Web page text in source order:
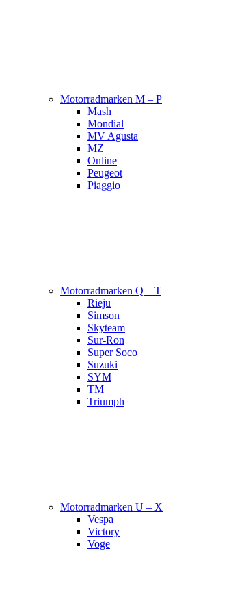
Motorradmarken M – P
Mash
Mondial
MV Agusta
MZ
Online
Peugeot
Piaggio
Motorradmarken Q – T
Rieju
Simson
Skyteam
Sur-Ron
Super Soco
Suzuki
SYM
TM
Triumph
Motorradmarken U – X
Vespa
Victory
Voge